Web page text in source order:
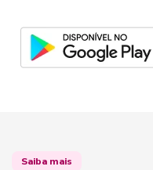
Saiba mais